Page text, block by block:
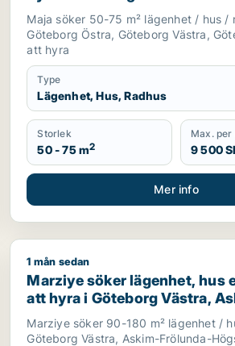
Maja söker 50-75 m² lägenhet / hus /
Göteborg Östra, Göteborg Västra,
att hyra
Type
Lägenhet, Hus, Radhus
Storlek
50 - 75 m2
Max. per
9 500
Mer info
Frölunda-Högsbo eller
Marziye söker lägenhet, hus
1 mån sedan
Marziye söker lägenhet, hus
att hyra i Göteborg Västra,
Frölunda-Högsbo eller
m.fl.
Marziye söker 90-180 m² lägenhet /
Göteborg Västra, Askim-Frölunda-